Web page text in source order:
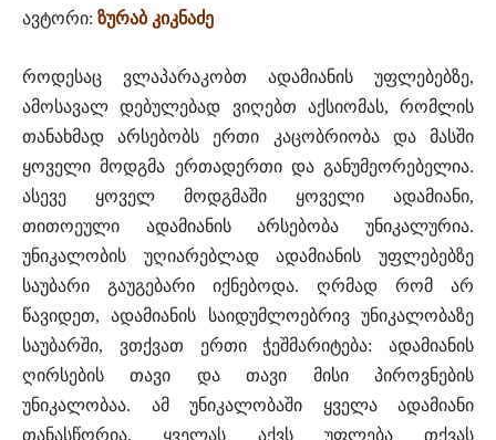
ავტორი: ზურაბ კიკნაძე
როდესაც ვლაპარაკობთ ადამიანის უფლებებზე,
ამოსავალ დებულებად ვიღებთ აქსიომას, რომლის
თანახმად არსებობს ერთი კაცობრიობა და მასში
ყოველი მოდგმა ერთადერთი და განუმეორებელია.
ასევე ყოველ მოდგმაში ყოველი ადამიანი,
თითოეული ადამიანის არსებობა უნიკალურია.
უნიკალობის უღიარებლად ადამიანის უფლებებზე
საუბარი გაუგებარი იქნებოდა. ღრმად რომ არ
წავიდეთ, ადამიანის საიდუმლოებრივ უნიკალობაზე
საუბარში, ვთქვათ ერთი ჭეშმარიტება: ადამიანის
ღირსების თავი და თავი მისი პიროვნების
უნიკალობაა. ამ უნიკალობაში ყველა ადამიანი
თანასწორია. ყველას აქვს უფლება თქვას